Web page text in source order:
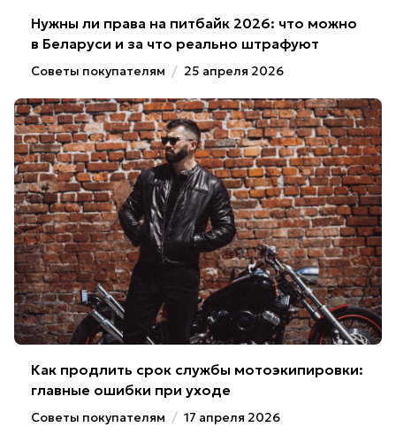
Нужны ли права на питбайк 2026: что можно
в Беларуси и за что реально штрафуют
Советы покупателям / 25 апреля 2026
Как продлить срок службы мотоэкипировки:
главные ошибки при уходе
Советы покупателям / 17 апреля 2026